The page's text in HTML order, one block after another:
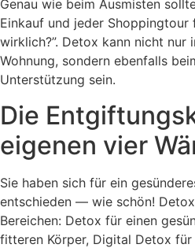
Genau wie beim Ausmisten
Einkauf und jeder Shoppingtour
wirklich?”. Detox kann nicht nur
Wohnung, sondern ebenfalls
Unterstützung sein.
Die
eigenen vier
Sie haben sich für ein
entschieden — wie schön!
Bereichen: Detox für einen
fitteren Körper, Digital Detox für